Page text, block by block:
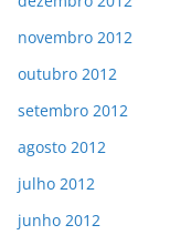
novembro 2012
outubro 2012
setembro 2012
agosto 2012
julho 2012
junho 2012